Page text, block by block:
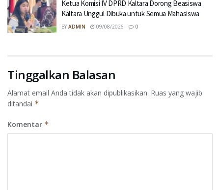
Ketua Komisi IV DPRD Kaltara Dorong Beasiswa
Kaltara Unggul Dibuka untuk Semua Mahasiswa
BY ADMIN 09/08/2026 0
Tinggalkan Balasan
Alamat email Anda tidak akan dipublikasikan. Ruas yang wajib
ditandai *
Komentar *